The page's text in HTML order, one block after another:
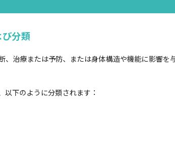
分類
、治療または予防、または身体構造や機能に影響を
以下のように分類されます：